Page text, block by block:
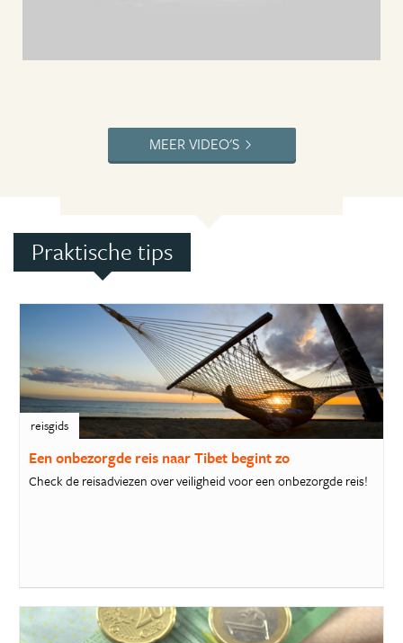
MEER VIDEO'S
Praktische tips
reisgids
Een onbezorgde reis naar Tibet begint zo
Check de reisadviezen over veiligheid voor een onbezorgde reis!